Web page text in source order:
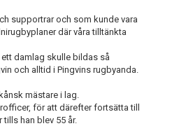
supportrar och som kunde vara
där våra tilltänkta
damlag skulle bildas så
och alltid i Pingvins rugbyanda.
mästare i lag.
för att därefter fortsätta till
han blev 55 år.